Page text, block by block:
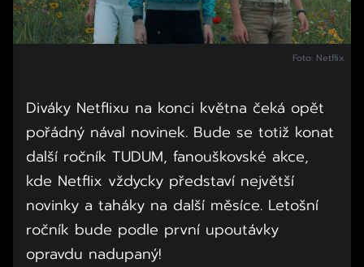
Foto: Netflix
Diváky Netflixu na konci května čeká opět
pořádný nával novinek. Bude se totiž konat
další ročník TUDUM, fanouškovské akce,
kde Netflix vždycky představí největší
novinky a taháky na další měsíce. Letošní
ročník bude podle první upoutávky
opravdu nadupaný!